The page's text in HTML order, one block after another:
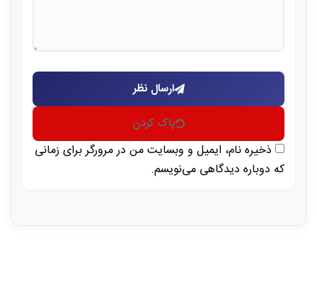
ارسال نظر
پاک کردن
ذخیره نام، ایمیل و وبسایت من در مرورگر برای زمانی
که دوباره دیدگاهی می‌نویسم.